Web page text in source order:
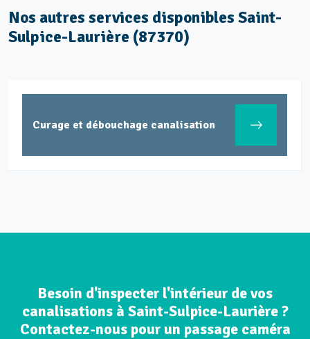
Nos autres services disponibles Saint-
Sulpice-Laurière (87370)
Curage et débouchage canalisation
Besoin d'inspecter l'intérieur de vos
canalisations à Saint-Sulpice-Laurière ?
Contactez-nous pour un passage caméra